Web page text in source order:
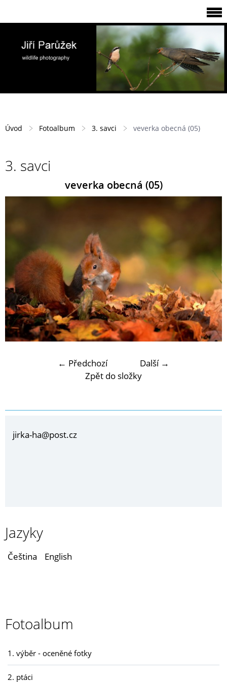
Úvod Fotoalbum 3. savci veverka obecná (05)
3. savci
veverka obecná (05)
← Předchozí
Další →
Zpět do složky
jirka-ha@post.cz
Jazyky
Čeština English
Fotoalbum
1. výběr - oceněné fotky
2. ptáci